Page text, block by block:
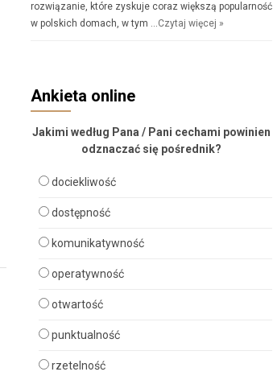
rozwiązanie, które zyskuje coraz większą popularność
w polskich domach, w tym …Czytaj więcej »
Ankieta online
Jakimi według Pana / Pani cechami powinien
odznaczać się pośrednik?
dociekliwość
dostępność
komunikatywność
operatywność
otwartość
punktualność
rzetelność